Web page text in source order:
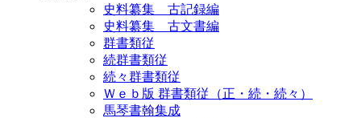
史料纂集 古記録編
史料纂集 古文書編
群書類従
続群書類従
続々群書類従
Ｗｅｂ版 群書類従（正・続・続々）
馬琴書翰集成